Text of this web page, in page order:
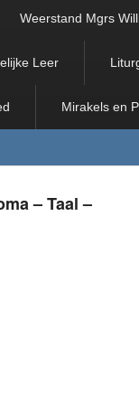
Weerstand Mgrs
Leer
Mirakels en
– Taal –